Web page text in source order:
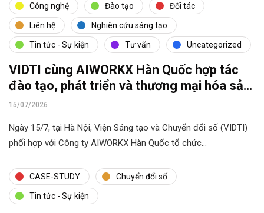
Công nghệ Đào tạo Đối tác
Liên hệ Nghiên cứu sáng tạo
Tin tức - Sự kiện Tư vấn Uncategorized
VIDTI cùng AIWORKX Hàn Quốc hợp tác
đào tạo, phát triển và thương mại hóa sản
phẩm AI
15/07/2026
Ngày 15/7, tại Hà Nội, Viện Sáng tạo và Chuyển đổi số (VIDTI)
phối hợp với Công ty AIWORKX Hàn Quốc tổ chức…
CASE-STUDY Chuyển đổi số
Tin tức - Sự kiện